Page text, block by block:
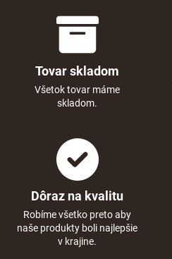
Tovar skladom
Všetok tovar máme
skladom.
Dôraz na kvalitu
Robíme všetko preto aby
naše produkty boli najlepšie
v krajine.